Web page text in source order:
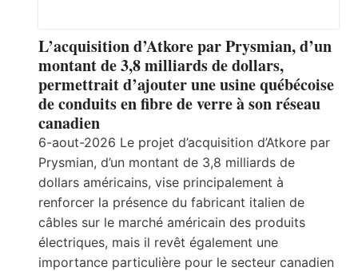
L’acquisition d’Atkore par Prysmian, d’un
montant de 3,8 milliards de dollars,
permettrait d’ajouter une usine québécoise
de conduits en fibre de verre à son réseau
canadien
6-aout-2026 Le projet d’acquisition d’Atkore par
Prysmian, d’un montant de 3,8 milliards de
dollars américains, vise principalement à
renforcer la présence du fabricant italien de
câbles sur le marché américain des produits
électriques, mais il revêt également une
importance particulière pour le secteur canadien